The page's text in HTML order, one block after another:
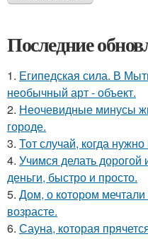
Последние
1. Египедская сила. В
необычный арт - объект.
2. Неочевидные минусы
городе.
3. Тот случай, когда
4. Учимся делать
деньги, быстро и просто.
5. Дом, о котором
возрасте.
6. Сауна, которая